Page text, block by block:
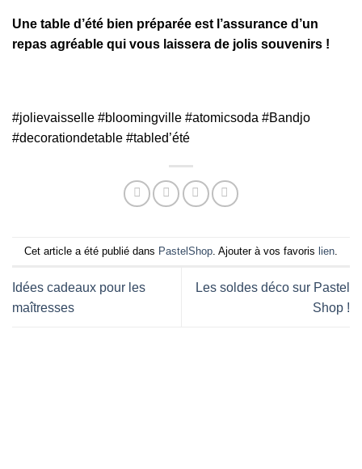
Une table d’été bien préparée est l’assurance d’un
repas agréable qui vous laissera de jolis souvenirs !
#jolievaisselle #bloomingville #atomicsoda #Bandjo
#decorationdetable #tabled’été
Cet article a été publié dans PastelShop . Ajouter à vos favoris lien
Idées cadeaux pour les
maîtresses
Les soldes déco sur Pastel
Shop !